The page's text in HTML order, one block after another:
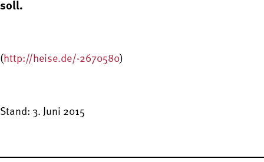
soll.
(http://heise.de/-2670580)
Stand: 3. Juni 2015